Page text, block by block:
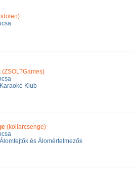
(ZSOLTGames)
Karaoké Klub
(kollarcsenge)
Álomfejtők és Álomértelmezők